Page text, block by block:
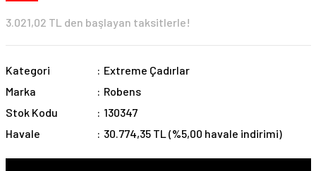
3.021,02 TL den başlayan taksitlerle!
Kategori
Extreme Çadırlar
Marka
Robens
Stok Kodu
130347
Havale
30.774,35 TL (%5,00 havale indirimi)